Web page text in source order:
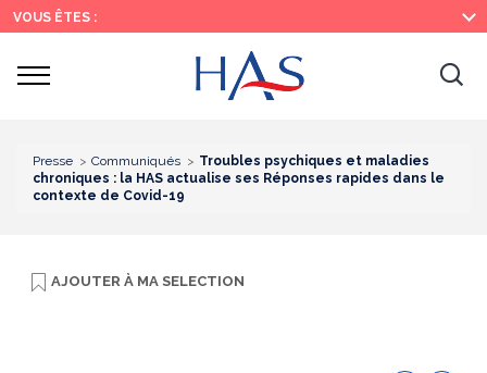
Recherche
Menu
principal
Contenu
principal
VOUS ÊTES :
Ouvrir
Presse Communiqués
Troubles psychiques et maladies
chroniques : la HAS actualise ses Réponses rapides dans le
contexte de Covid-19
AJOUTER À MA SELECTION